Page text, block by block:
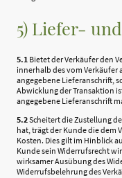
5) Liefer-
5.1 Bietet der Verkäufer den
innerhalb des vom Verkäufer
angegebene Lieferanschrift,
Abwicklung der Transaktion
angegebene Lieferanschrift
5.2Scheitert die Zustellung
hat, trägt der Kunde die dem
Kosten. Dies gilt im Hinblick
Kunde sein Widerrufsrecht
wirksamer Ausübung des
Widerrufsbelehrung des